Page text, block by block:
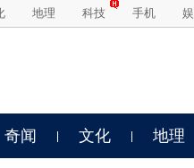
地理 科技 手机
奇闻 文化 地理